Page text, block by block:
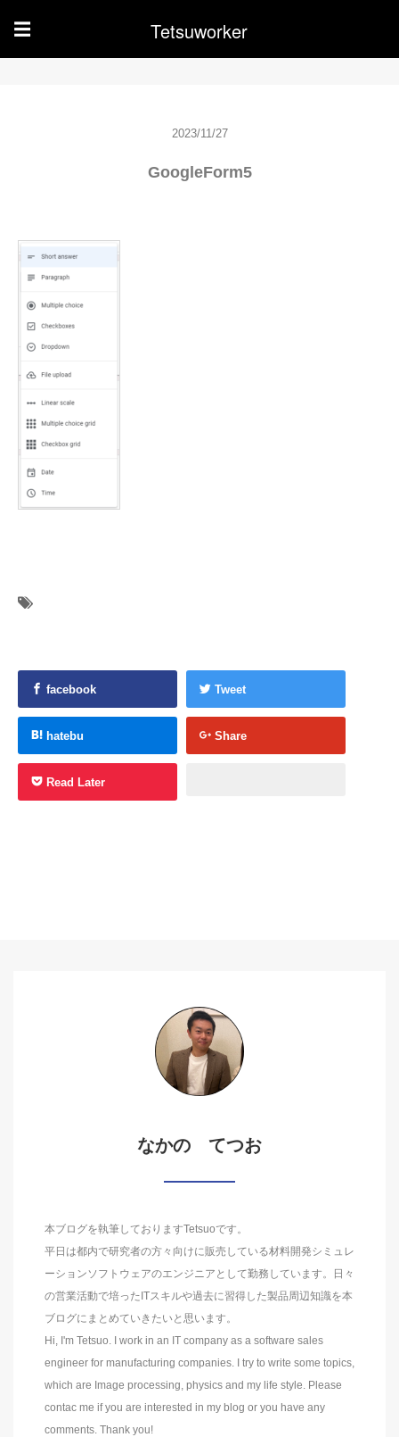
☰ Tetsuworker
2023/11/27
GoogleForm5
facebook Tweet
hatebu Share
Read Later
なかの てつお
本ブログを執筆しておりますTetsuoです。
平日は都内で研究者の方々向けに販売している材料開発シミュレ
ーションソフトウェアのエンジニアとして勤務しています。日々
の営業活動で培ったITスキルや過去に習得した製品周辺知識を本
ブログにまとめていきたいと思います。
Hi, I'm Tetsuo. I work in an IT company as a software sales
engineer for manufacturing companies. I try to write some topics,
which are Image processing, physics and my life style. Please
contac me if you are interested in my blog or you have any
comments. Thank you!